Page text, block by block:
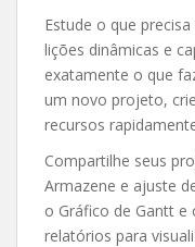
Estude o que
lições dinâmicas e
exatamente o que
um novo projeto,
recursos
Compartilhe seus
Armazene e ajuste
o Gráfico de Gantt
relatórios para